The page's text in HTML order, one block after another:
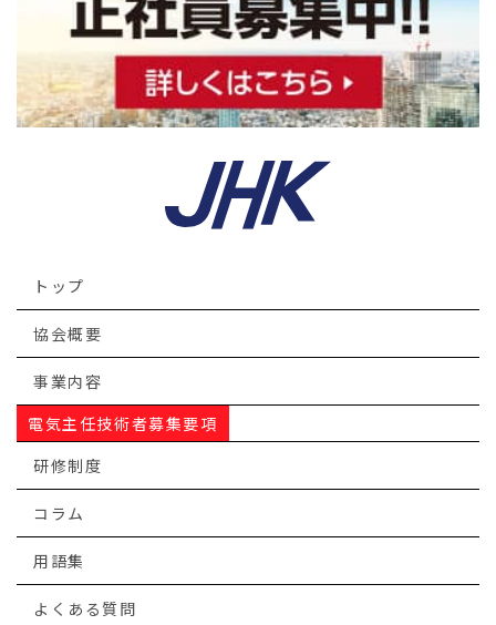
トップ
協会概要
事業内容
電気主任技術者募集要項
研修制度
コラム
用語集
よくある質問